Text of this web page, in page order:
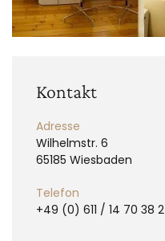
Kontakt
Adresse
Wilhelmstr. 6
65185 Wiesbaden
Telefon
+49 (0) 611 / 14 70 38 2